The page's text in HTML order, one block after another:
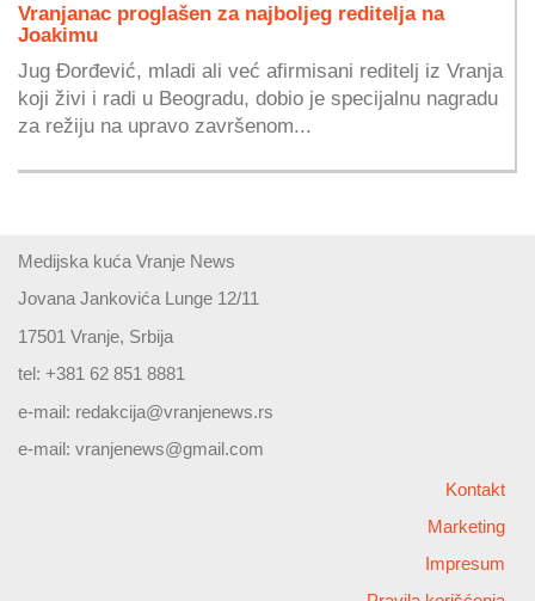
Vranjanac proglašen za najboljeg reditelja na
Joakimu
Jug Đorđević, mladi ali već afirmisani reditelj iz Vranja
koji živi i radi u Beogradu, dobio je specijalnu nagradu
za režiju na upravo završenom...
Medijska kuća Vranje News
Jovana Jankovića Lunge 12/11
17501 Vranje, Srbija
tel: +381 62 851 8881
e-mail: redakcija@vranjenews.rs
e-mail: vranjenews@gmail.com
Kontakt
Marketing
Impresum